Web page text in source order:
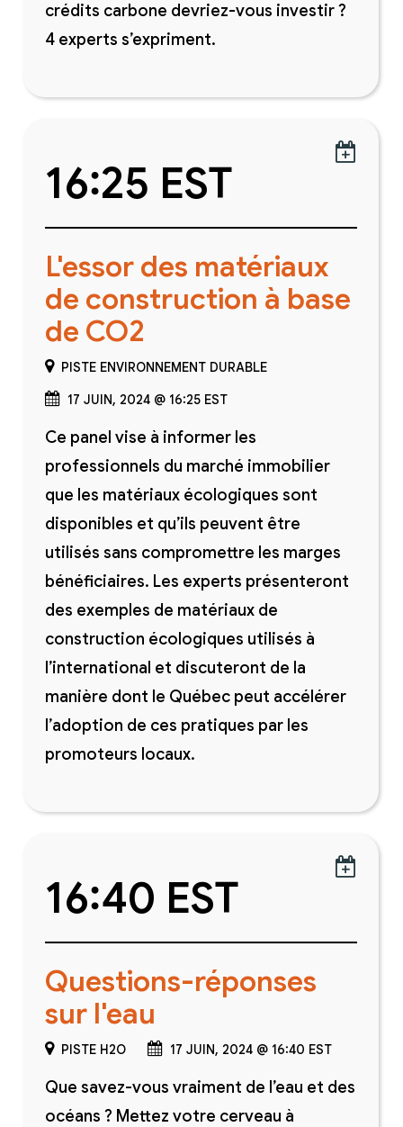
crédits carbone devriez-vous investir ?
4 experts s’expriment.

16:25 EST
L'essor des matériaux
de construction à base
de CO2
PISTE ENVIRONNEMENT DURABLE
17 JUIN, 2024 @ 16:25 EST
Ce panel vise à informer les
professionnels du marché immobilier
que les matériaux écologiques sont
disponibles et qu’ils peuvent être
utilisés sans compromettre les marges
bénéficiaires. Les experts présenteront
des exemples de matériaux de
construction écologiques utilisés à
l’international et discuteront de la
manière dont le Québec peut accélérer
l’adoption de ces pratiques par les
promoteurs locaux.

16:40 EST
Questions-réponses
sur l'eau
PISTE H2O 17 JUIN, 2024 @ 16:40 EST
Que savez-vous vraiment de l’eau et des
océans ? Mettez votre cerveau à